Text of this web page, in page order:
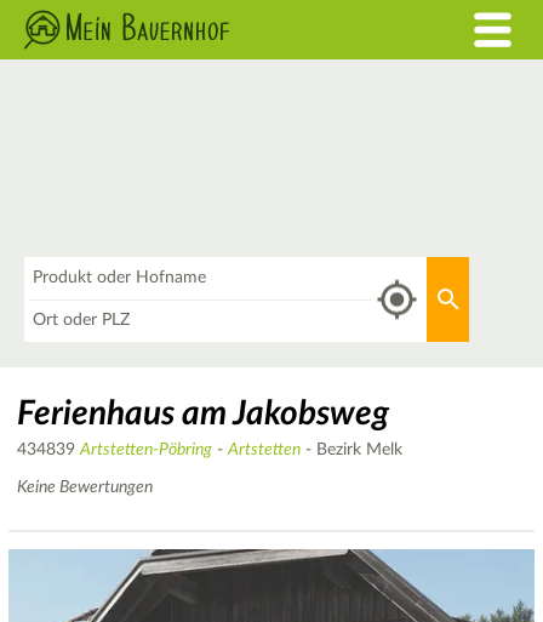
Ferienhaus am Jakobsweg
434839Artstetten-Pöbring -Artstetten - Bezirk Melk
Keine Bewertungen